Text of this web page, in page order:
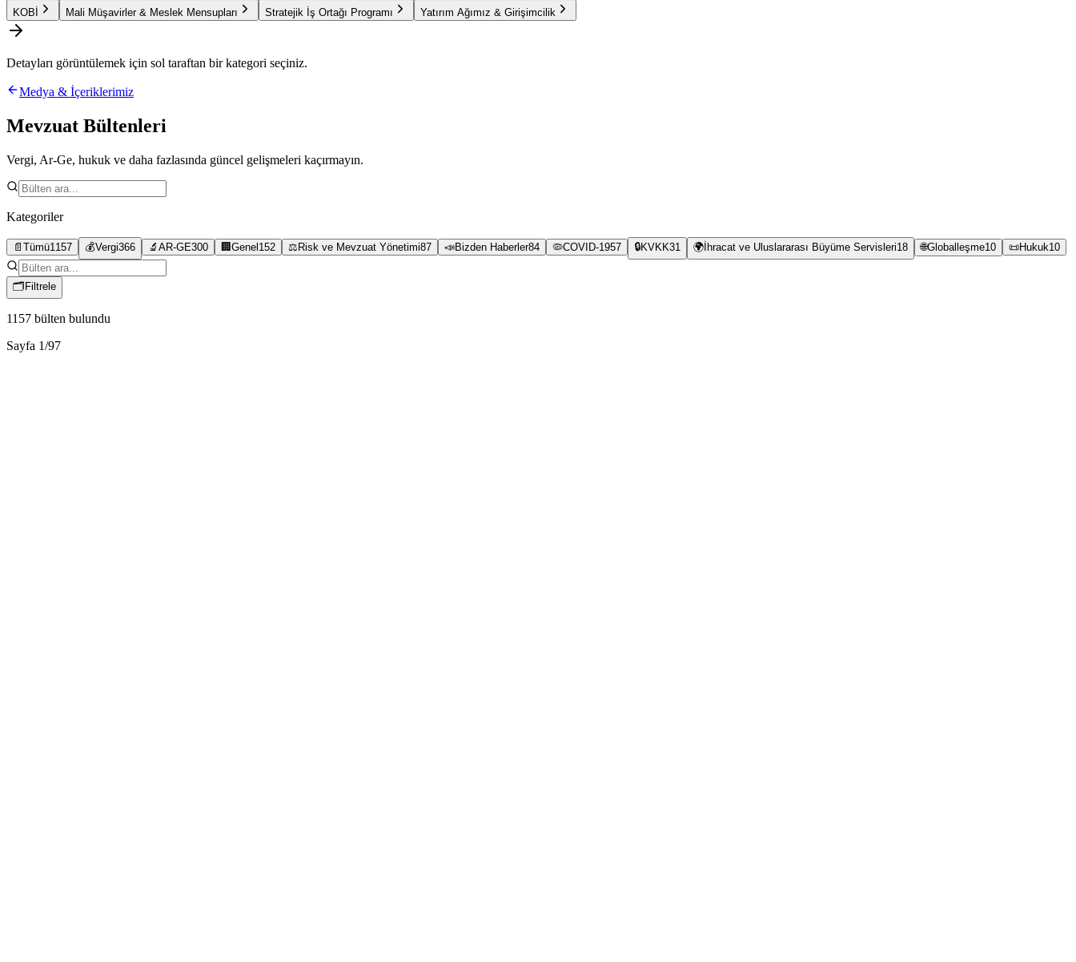
KOBİ Mali Müşavirler & Meslek Mensupları Stratejik İş Ortağı Programı Yatırım Ağımız & Girişimcilik
Detayları görüntülemek için sol taraftan bir kategori seçiniz.
Medya & İçeriklerimiz
Mevzuat Bültenleri
Vergi, Ar-Ge, hukuk ve daha fazlasında güncel gelişmeleri kaçırmayın.
Kategoriler
📄 Tümü1157 💰Vergi366 🔬 AR-GE300 🏢 Genel 152 ⚖️ Risk ve Mevzuat Yönetimi87 📣Bizden Haberler84 🦠COVID-1957 🔒KVKK31 🌍 İhracat ve Uluslararası Büyüme Servisleri18 🌐Globalleşme10 📜Hukuk10
🗂 Filtrele
1157 bülten bulundu
Sayfa 1/97